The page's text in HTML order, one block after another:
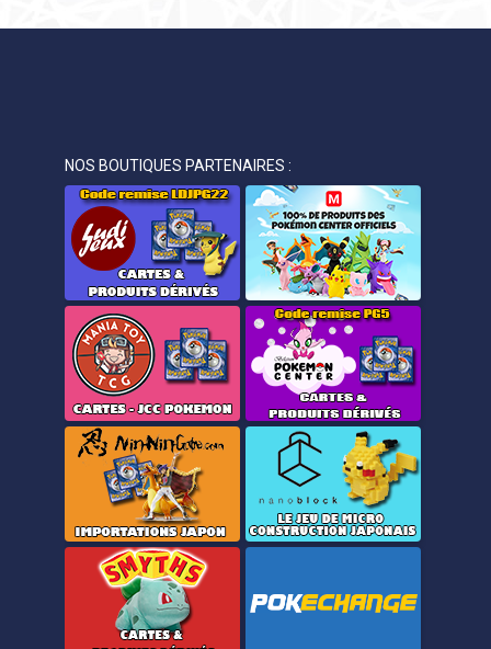
NOS BOUTIQUES PARTENAIRES :